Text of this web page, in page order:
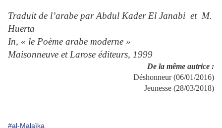
Traduit de l’arabe par Abdul Kader El Janabi et M.
Huerta
In, « le Poème arabe moderne »
Maisonneuve et Larose éditeurs, 1999
De la même autrice :
Déshonneur (06/01/2016)
Jeunesse (28/03/2018)
#al-Malaïka